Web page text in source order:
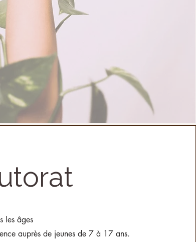
les âges
auprès de jeunes de 7 à 17 ans.